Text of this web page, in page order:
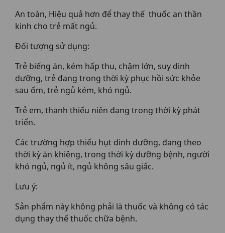
An toàn, Hiệu quả hơn để thay thế thuốc an thần
kinh cho trẻ mất ngủ.
Đối tượng sử dụng:
Trẻ biếng ăn, kém hấp thu, chậm lớn, suy dinh
dưỡng, trẻ đang trong thời kỳ phục hồi sức khỏe
sau ốm, trẻ ngủ kém, khó ngủ.
Trẻ em, thanh thiếu niên đang trong thời kỳ phát
triển.
Các trường hợp thiếu hụt dinh dưỡng, đang theo
thời kỳ ăn khiêng, trong thời kỳ dưỡng bệnh, người
khó ngủ, ngủ ít, ngủ không sâu giấc.
Lưu ý:
Sản phẩm này không phải là thuốc và không có tác
dụng thay thế thuốc chữa bệnh.